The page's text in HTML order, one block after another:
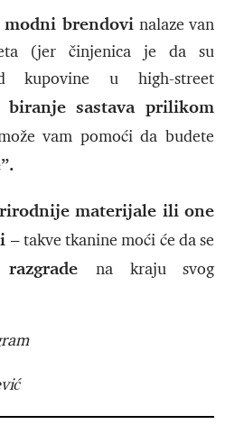
modni brendovinalaze van
(jer činjenica je da su
kupovine u high-street
biranje sastava prilikom
vam pomoći da budete
materijale ili one
–takve tkanine moći će da se
razgradena kraju svog